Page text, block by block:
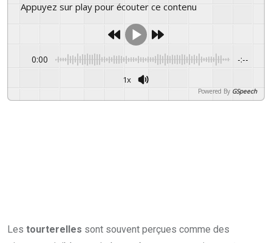
Appuyez sur play pour écouter ce contenu
0:00 -:--
1x
Powered By GSpeech
Les tourterelles sont souvent perçues comme des